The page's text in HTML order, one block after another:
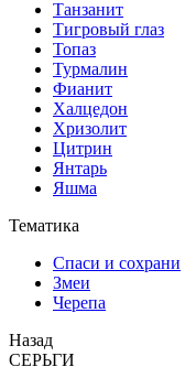
Танзанит
Тигровый глаз
Топаз
Турмалин
Фианит
Халцедон
Хризолит
Цитрин
Янтарь
Яшма
Тематика
Спаси и сохрани
Змеи
Черепа
Назад
СЕРЬГИ